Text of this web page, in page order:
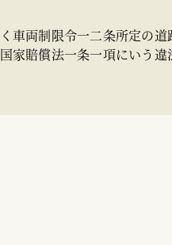
車両制限令一二条所定の道
家賠償法一条一項にいう違